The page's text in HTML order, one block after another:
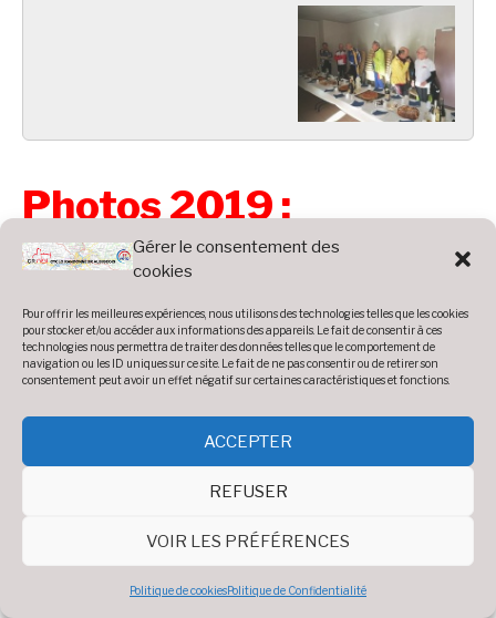
Gérer le consentement des
cookies
Pour offrir les meilleures expériences, nous utilisons des technologies telles que les cookies
pour stocker et/ou accéder aux informations des appareils. Le fait de consentir à ces
technologies nous permettra de traiter des données telles que le comportement de
navigation ou les ID uniques sur ce site. Le fait de ne pas consentir ou de retirer son
consentement peut avoir un effet négatif sur certaines caractéristiques et fonctions.
ACCEPTER
REFUSER
VOIR LES PRÉFÉRENCES
Politique de cookiesPolitique de Confidentialité
Photos 2019 :
Photos»Année 2019
AG 2019